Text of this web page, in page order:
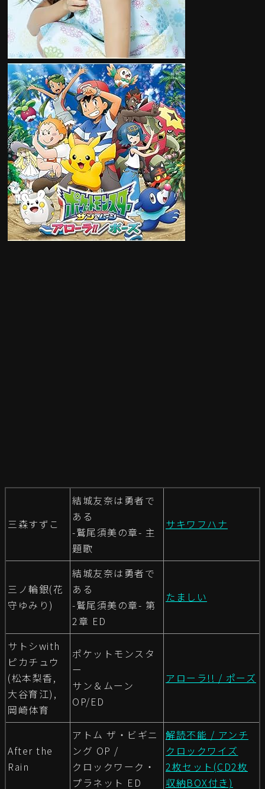
三森すずこ
結城友奈は勇者で
ある
-鷲尾須美の章- 主
題歌
サキワフハナ
三ノ輪銀(花
守ゆみり)
結城友奈は勇者で
ある
-鷲尾須美の章- 第
2章 ED
たましい
サトシwith
ピカチュウ
(松本梨香,
大谷育江),
岡崎体育
ポケットモンスタ
ー
サン＆ムーン
OP/ED
アローラ!! / ポーズ
After the
Rain
アトム ザ・ビギニ
ング OP /
クロックワーク・
プラネット ED
解読不能 / アンチ
クロックワイズ
2枚セット(CD2枚
収納BOX付き)